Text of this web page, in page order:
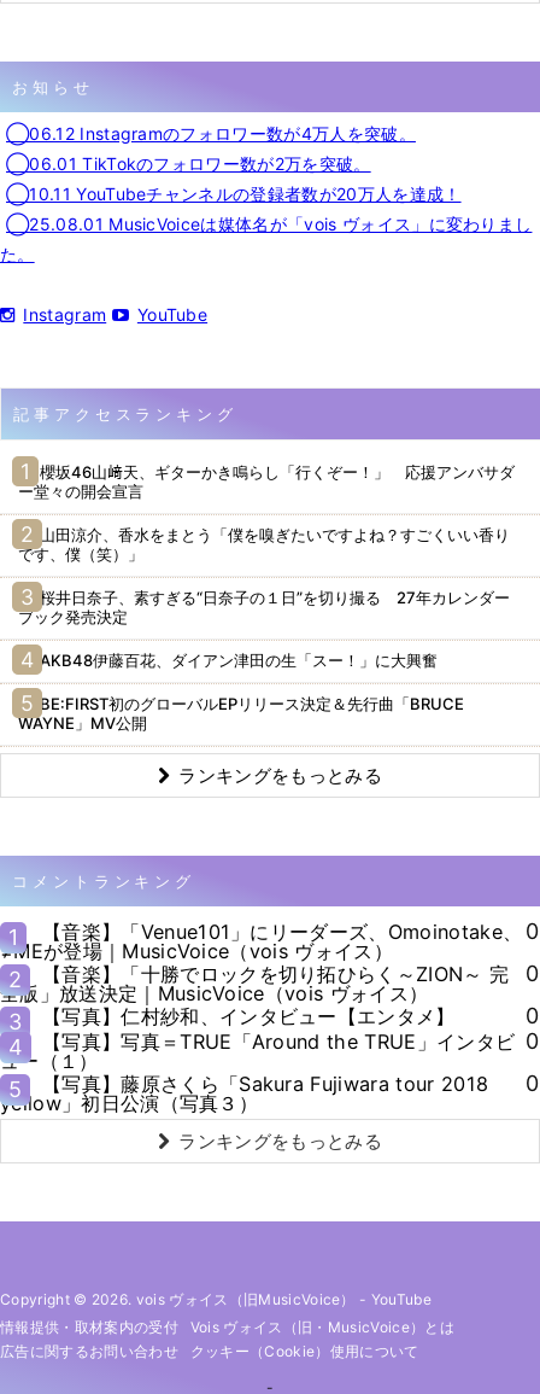
お知らせ
◯06.12 Instagramのフォロワー数が4万人を突破。
◯06.01 TikTokのフォロワー数が2万を突破。
◯10.11 YouTubeチャンネルの登録者数が20万人を達成！
◯25.08.01 MusicVoiceは媒体名が「vois ヴォイス」に変わりまし
た。
Instagram YouTube
記事アクセスランキング
櫻坂46山﨑天、ギターかき鳴らし「行くぞー！」 応援アンバサダ
ー堂々の開会宣言
山田涼介、香水をまとう「僕を嗅ぎたいですよね？すごくいい香り
です、僕（笑）」
桜井日奈子、素すぎる“日奈子の１日”を切り撮る 27年カレンダー
ブック発売決定
AKB48伊藤百花、ダイアン津田の生「スー！」に大興奮
BE:FIRST初のグローバルEPリリース決定＆先行曲「BRUCE
WAYNE」MV公開
ランキングをもっとみる
コメントランキング
1
【音楽】「Venue101」にリーダーズ、Omoinotake、
≠MEが登場｜MusicVoice（vois ヴォイス）
0
2
【音楽】「十勝でロックを切り拓ひらく～ZION～ 完
全版」放送決定｜MusicVoice（vois ヴォイス）
0
3
【写真】仁村紗和、インタビュー【エンタメ】
0
4
【写真】写真＝TRUE「Around the TRUE」インタビ
ュー（１）
0
5
【写真】藤原さくら「Sakura Fujiwara tour 2018
yellow」初日公演（写真３）
0
ランキングをもっとみる
Copyright © 2026. vois ヴォイス（旧MusicVoice） - YouTube
情報提供・取材案内の受付
Vois ヴォイス（旧・MusicVoice）とは
広告に関するお問い合わせ
クッキー（cookie）使用について
-